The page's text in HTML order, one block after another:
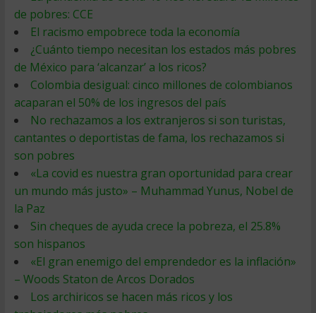
de pobres: CCE
El racismo empobrece toda la economía
¿Cuánto tiempo necesitan los estados más pobres
de México para ‘alcanzar’ a los ricos?
Colombia desigual: cinco millones de colombianos
acaparan el 50% de los ingresos del país
No rechazamos a los extranjeros si son turistas,
cantantes o deportistas de fama, los rechazamos si
son pobres
«La covid es nuestra gran oportunidad para crear
un mundo más justo» – Muhammad Yunus, Nobel de
la Paz
Sin cheques de ayuda crece la pobreza, el 25.8%
son hispanos
«El gran enemigo del emprendedor es la inflación»
– Woods Staton de Arcos Dorados
Los archiricos se hacen más ricos y los